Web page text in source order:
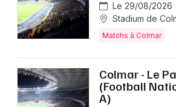
Le 29/08/2026
Stadium de
Matchs à Colmar
Colmar - Le
(Football
A)